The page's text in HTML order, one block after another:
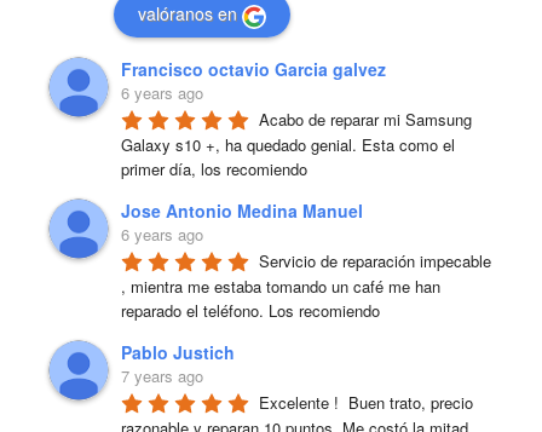
valóranos en
Francisco octavio Garcia galvez
6 years ago
Acabo de reparar mi Samsung
Galaxy s10 +, ha quedado genial. Esta como el
primer día, los recomiendo
Jose Antonio Medina Manuel
6 years ago
Servicio de reparación impecable
, mientra me estaba tomando un café me han
reparado el teléfono. Los recomiendo
Pablo Justich
7 years ago
Excelente !  Buen trato, precio